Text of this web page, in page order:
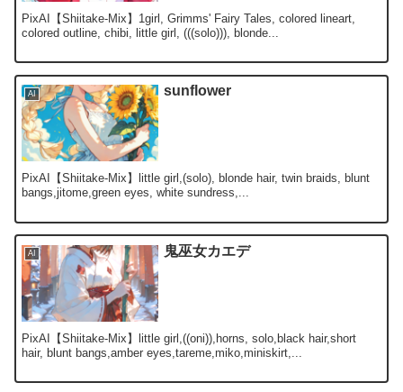
PixAI【Shiitake-Mix】1girl, Grimms' Fairy Tales, colored lineart,
colored outline, chibi, little girl, (((solo))), blonde...
AI sunflower
PixAI【Shiitake-Mix】little girl,(solo), blonde hair, twin braids, blunt
bangs,jitome,green eyes, white sundress,...
AI 鬼巫女カエデ
PixAI【Shiitake-Mix】little girl,((oni)),horns, solo,black hair,short
hair, blunt bangs,amber eyes,tareme,miko,miniskirt,...